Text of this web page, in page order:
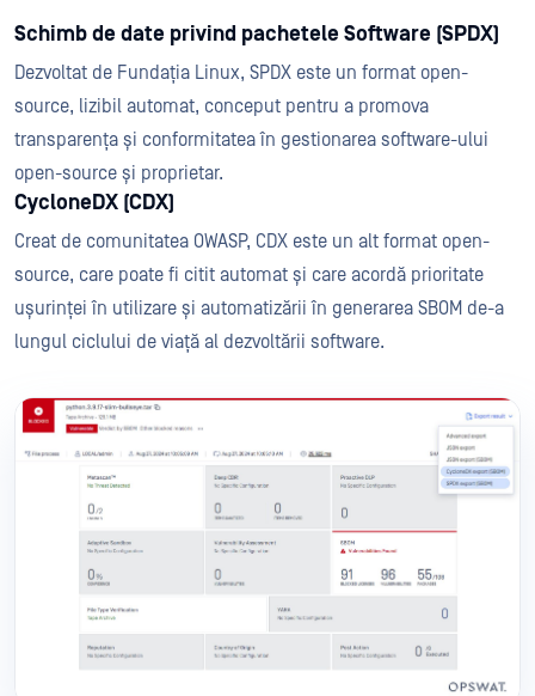
Schimb de date privind pachetele Software (SPDX)
Dezvoltat de Fundația Linux, SPDX este un format open-
source, lizibil automat, conceput pentru a promova
transparența și conformitatea în gestionarea software-ului
open-source și proprietar.
CycloneDX (CDX)
Creat de comunitatea OWASP, CDX este un alt format open-
source, care poate fi citit automat și care acordă prioritate
ușurinței în utilizare și automatizării în generarea SBOM de-a
lungul ciclului de viață al dezvoltării software.